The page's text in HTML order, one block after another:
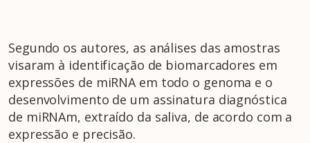
Segundo os autores, as análises das amostras
visaram à identificação de biomarcadores em
expressões de miRNA em todo o genoma e o
desenvolvimento de um assinatura diagnóstica
de miRNAm, extraído da saliva, de acordo com a
expressão e precisão.